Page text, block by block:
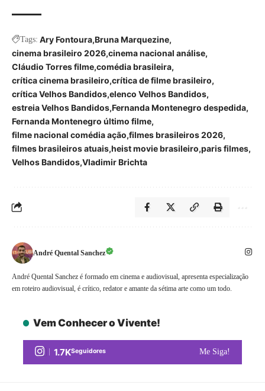
Tags: Ary Fontoura Bruna Marquezine
cinema brasileiro 2026 cinema nacional análise
Cláudio Torres filme comédia brasileira
crítica cinema brasileiro crítica de filme brasileiro
crítica Velhos Bandidos elenco Velhos Bandidos
estreia Velhos Bandidos Fernanda Montenegro despedida
Fernanda Montenegro último filme
filme nacional comédia ação filmes brasileiros 2026
filmes brasileiros atuais heist movie brasileiro paris filmes
Velhos Bandidos Vladimir Brichta
André Quental Sanchez
André Quental Sanchez é formado em cinema e audiovisual, apresenta especialização
em roteiro audiovisual, é crítico, redator e amante da sétima arte como um todo.
Vem Conhecer o Vivente!
1.7KSeguidores Me Siga!